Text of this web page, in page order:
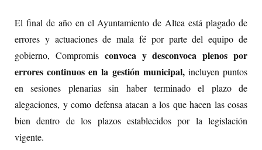
El final de año en el Ayuntamiento de Altea está plagado de
errores y actuaciones de mala fé por parte del equipo de
gobierno, Compromis convoca y desconvoca plenos por
errores continuos en la gestión municipal, incluyen puntos
en sesiones plenarias sin haber terminado el plazo de
alegaciones, y como defensa atacan a los que hacen las cosas
bien dentro de los plazos establecidos por la legislación
vigente.